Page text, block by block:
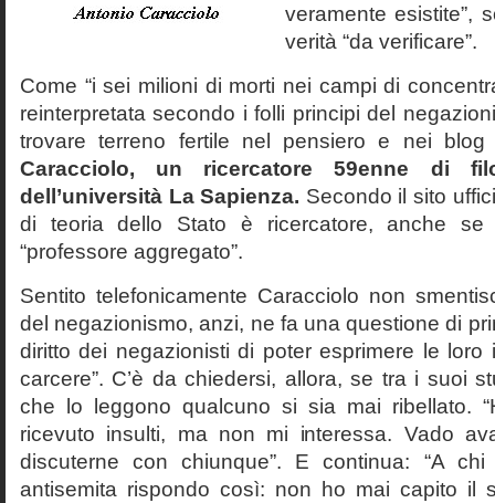
veramente esistite”,
verità “da verificare”.
Come “i sei milioni di morti nei campi di
reinterpretata secondo i folli principi del
trovare terreno fertile nel pensiero e nei
Caracciolo, un ricercatore 59enne di
dell’università La Sapienza. Secondo il sito
di teoria dello Stato è ricercatore, anche
“professore aggregato”.
Sentito telefonicamente Caracciolo non
del negazionismo, anzi, ne fa una questione di
diritto dei negazionisti di poter esprimere le loro
carcere”. C’è da chiedersi, allora, se tra i suoi
che lo leggono qualcuno si sia mai ribellato.
ricevuto insulti, ma non mi interessa. Vado
discuterne con chiunque”. E continua: “A
antisemita rispondo così: non ho mai capito il